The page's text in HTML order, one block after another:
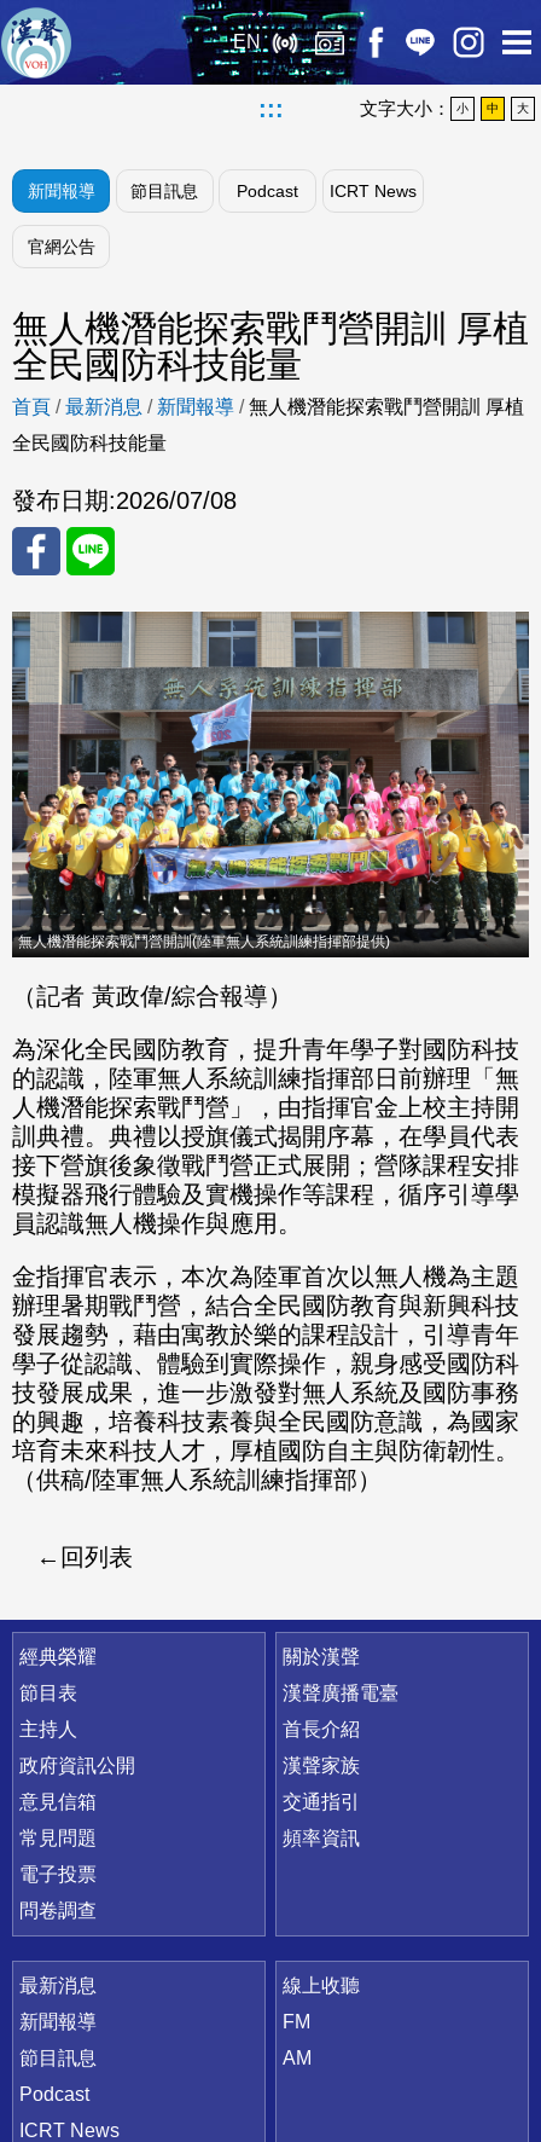
EN
::: 文字大小： 小 中 大
新聞報導 節目訊息 Podcast ICRT News
官網公告
無人機潛能探索戰鬥營開訓 厚植
全民國防科技能量
首頁 /最新消息 / 新聞報導 /無人機潛能探索戰鬥營開訓 厚植
全民國防科技能量
發布日期:2026/07/08
分享
至
Fac
eBo
ok
分享
至
Line
無人機潛能探索戰鬥營開訓(陸軍無人系統訓練指揮部提供)
（記者 黃政偉/綜合報導）
為深化全民國防教育，提升青年學子對國防科技
的認識，陸軍無人系統訓練指揮部日前辦理「無
人機潛能探索戰鬥營」，由指揮官金上校主持開
訓典禮。典禮以授旗儀式揭開序幕，在學員代表
接下營旗後象徵戰鬥營正式展開；營隊課程安排
模擬器飛行體驗及實機操作等課程，循序引導學
員認識無人機操作與應用。
金指揮官表示，本次為陸軍首次以無人機為主題
辦理暑期戰鬥營，結合全民國防教育與新興科技
發展趨勢，藉由寓教於樂的課程設計，引導青年
學子從認識、體驗到實際操作，親身感受國防科
技發展成果，進一步激發對無人系統及國防事務
的興趣，培養科技素養與全民國防意識，為國家
培育未來科技人才，厚植國防自主與防衛韌性。
（供稿/陸軍無人系統訓練指揮部）
回列表
快速連結
經典榮耀
節目表
主持人
政府資訊公開
意見信箱
常見問題
電子投票
問卷調查
關於漢聲
漢聲廣播電臺
首長介紹
漢聲家族
交通指引
頻率資訊
最新消息
新聞報導
節目訊息
Podcast
ICRT News
線上收聽
FM
AM